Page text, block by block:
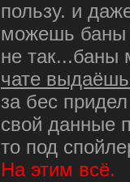
пользу. и
можешь баны
не так...баны
чате
за бес
свой данные
то под
На этим всё.